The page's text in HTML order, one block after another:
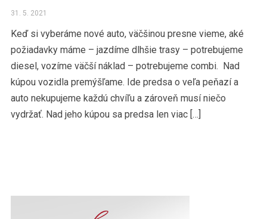
31. 5. 2021
Keď si vyberáme nové auto, väčšinou presne vieme, aké
požiadavky máme – jazdíme dlhšie trasy – potrebujeme
diesel, vozíme väčší náklad – potrebujeme combi. Nad
kúpou vozidla premýšľame. Ide predsa o veľa peňazí a
auto nekupujeme každú chvíľu a zároveň musí niečo
vydržať. Nad jeho kúpou sa predsa len viac […]